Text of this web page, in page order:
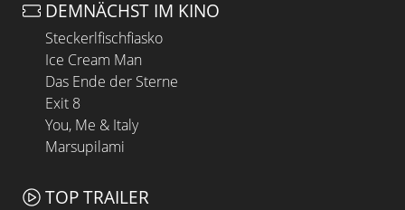
DEMNÄCHST IM KINO
Steckerlfischfiasko
Ice Cream Man
Das Ende der Sterne
Exit 8
You, Me & Italy
Marsupilami
TOP TRAILER